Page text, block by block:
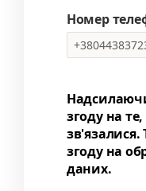
Номер
згоду на
згоду на
даних.